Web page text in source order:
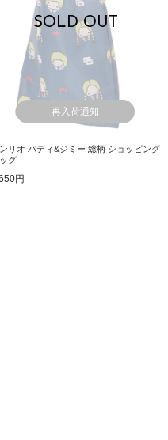
SOLD OUT
再入荷通知
リオ パティ&ジミー 総柄 ショッピング
グ
円